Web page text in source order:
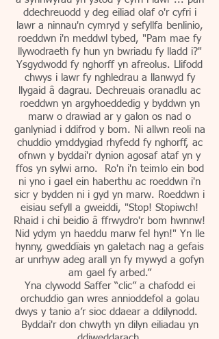
ddechreuodd y deg eiliad olaf o'r cyfri i
lawr a ninnau'n cymryd y sefyllfa benlinio,
roeddwn i'n meddwl tybed, "Pam mae fy
llywodraeth fy hun yn bwriadu fy lladd i?"
Ysgydwodd fy nghorff yn afreolus. Llifodd
chwys i lawr fy nghledrau a llanwyd fy
llygaid â dagrau. Dechreuais oranadlu ac
roeddwn yn argyhoeddedig y byddwn yn
marw o drawiad ar y galon os nad o
ganlyniad i ddifrod y bom. Ni allwn reoli na
chuddio ymddygiad rhyfedd fy nghorff, ac
ofnwn y byddai'r dynion agosaf ataf yn y
ffos yn sylwi arno. Ro'n i'n teimlo ein bod
ni yno i gael ein haberthu ac roeddwn i'n
sicr y bydden ni i gyd yn marw. Roeddwn i
eisiau sefyll a gweiddi, "Stop! Stopiwch!
Rhaid i chi beidio â ffrwydro'r bom hwnnw!
Nid ydym yn haeddu marw fel hyn!" Yn lle
hynny, gweddïais yn galetach nag a gefais
ar unrhyw adeg arall yn fy mywyd a gofyn
am gael fy arbed.”
Yna clywodd Saffer “clic” a chafodd ei
orchuddio gan wres annioddefol a golau
dwys y tanio a’r sioc ddaear a ddilynodd.
Byddai'r don chwyth yn dilyn eiliadau yn